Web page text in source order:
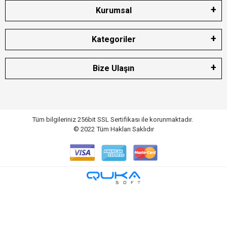
Kurumsal
Kategoriler
Bize Ulaşın
Tüm bilgileriniz 256bit SSL Sertifikası ile korunmaktadır.
© 2022 Tüm Hakları Saklıdır